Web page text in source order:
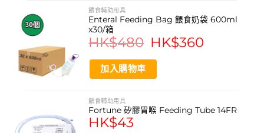
手工DIY液體定量抽取
產品規格
產品名稱: Maxson 加長咀 20ml 餵食針筒
型號: MAX-001-single
容量: 20毫升 (ml)
咀型: Catheter Tip 長直咀
餵食輔助用具
Enteral Feeding Bag 餵食奶袋 600ml
x30/箱
HK$480
Original
price
HK$480.
HK$360
加入購物車
餵食輔助用具
Fortune 矽膠胃喉 Feeding Tube 14FR
HK$43